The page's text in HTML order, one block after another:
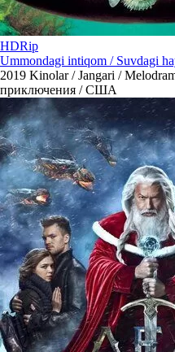
HDRip
Ummondagi intiqom / Suvdagi
2019 Kinolar / Jangari /
приключения / США